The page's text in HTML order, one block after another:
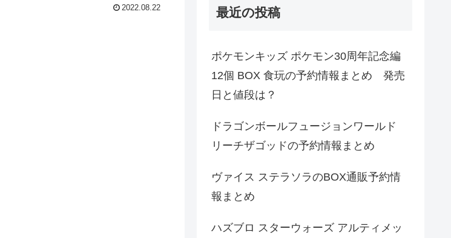
2022.08.22 最近の投稿
ポケモンキッズ ポケモン30周年記念編
12個 BOX 食玩の予約情報まとめ 発売
日と値段は？
ドラゴンボールフュージョンワールド
リーチザゴッドの予約情報まとめ
ヴァイス ステラソラのBOX通販予約情
報まとめ
ハズブロ スターウォーズ アルティメッ